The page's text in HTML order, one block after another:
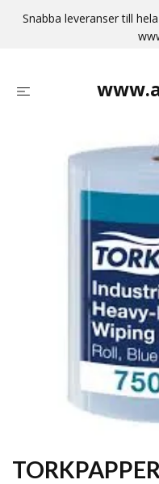
Snabba leveranser till